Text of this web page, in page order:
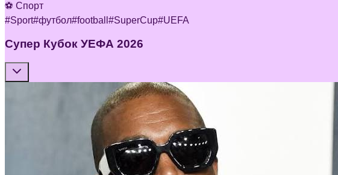
⚽ Спорт
#Sport#футбол#football #SuperCup#UEFA
Супер Кубок УЕФА 2026